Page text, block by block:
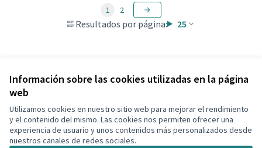
Información sobre las cookies utilizadas en la página
web
Utilizamos cookies en nuestro sitio web para mejorar el rendimiento
y el contenido del mismo. Las cookies nos permiten ofrecer una
experiencia de usuario y unos contenidos más personalizados desde
nuestros canales de redes sociales.
Resultados por página: 25
1 2
Ver todas las propuestas retiradas
Términos y condiciones de uso
Configuración de cookies
Decidim Calafell en X
Decidim Calafell en Facebook
Decidim Calafell en YouTube
Decidim Calafell en GitHub